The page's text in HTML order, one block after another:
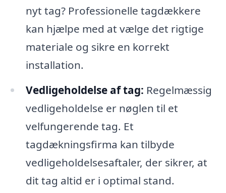
nyt tag? Professionelle tagdækkere
kan hjælpe med at vælge det rigtige
materiale og sikre en korrekt
installation.
Vedligeholdelse af tag: Regelmæssig
vedligeholdelse er nøglen til et
velfungerende tag. Et
tagdækningsfirma kan tilbyde
vedligeholdelsesaftaler, der sikrer, at
dit tag altid er i optimal stand.